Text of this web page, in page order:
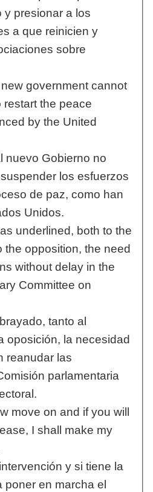
y presionar a los
a que reinicien y
sobre
government cannot
restart the peace
by the United
nuevo Gobierno no
los esfuerzos
de paz, como han
Unidos.
underlined, both to the
the opposition, the need
without delay in the
Committee on
tanto al
oposición, la necesidad
reanudar las
parlamentaria
move on and if you will
I shall make my
y si tiene la
poner en marcha el